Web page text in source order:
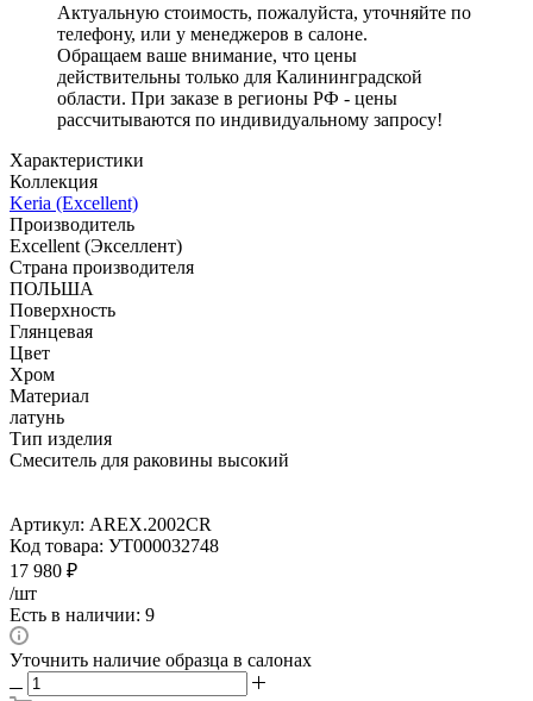
Актуальную стоимость, пожалуйста, уточняйте по
телефону, или у менеджеров в салоне.
Обращаем ваше внимание, что цены
действительны только для Калининградской
области. При заказе в регионы РФ - цены
рассчитываются по индивидуальному запросу!
Характеристики
Коллекция
Keria (Excellent)
Производитель
Excellent (Экселлент)
Страна производителя
ПОЛЬША
Поверхность
Глянцевая
Цвет
Хром
Материал
латунь
Тип изделия
Смеситель для раковины высокий
Артикул: AREX.2002CR
Код товара: УТ000032748
17 980 ₽
/шт
Есть в наличии: 9
Уточнить наличие образца в салонах